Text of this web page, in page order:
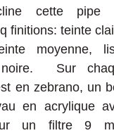
cette pipe
finitions: teinte
moyenne,
Sur
en zebrano, un
en acrylique
un filtre 9